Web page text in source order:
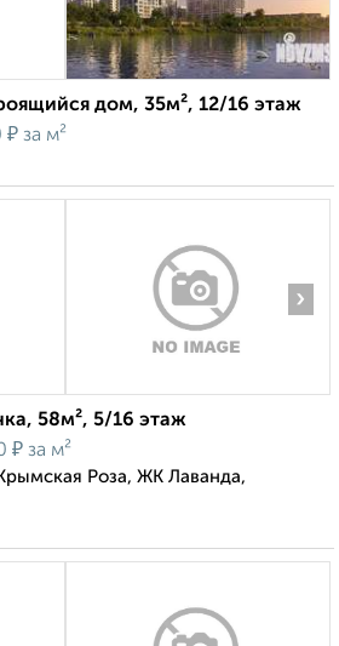
дом, 35м², 12/16 этаж
₽ за м²
›
58м², 5/16 этаж
₽ за м²
Роза, ЖК Лаванда,